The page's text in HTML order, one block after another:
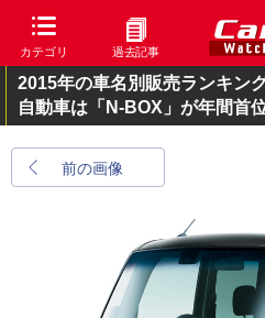
カテゴリ 過去記事
2015年の車名別販売ランキン
自動車は「N-BOX」が年間首
前の画像